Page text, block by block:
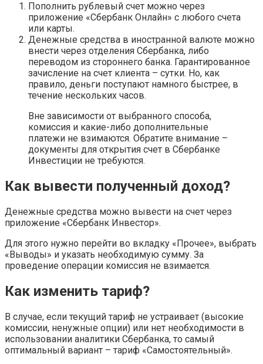
Пополнить рублевый счет можно через
приложение «Сбербанк Онлайн» с любого счета
или карты.
Денежные средства в иностранной валюте можно
внести через отделения Сбербанка, либо
переводом из стороннего банка. Гарантированное
зачисление на счет клиента – сутки. Но, как
правило, деньги поступают намного быстрее, в
течение нескольких часов.
Вне зависимости от выбранного способа,
комиссия и какие-либо дополнительные
платежи не взимаются. Обратите внимание –
документы для открытия счет в Сбербанке
Инвестиции не требуются.
Как вывести полученный доход?
Денежные средства можно вывести на счет через
приложение «Сбербанк Инвестор».
Для этого нужно перейти во вкладку «Прочее», выбрать
«Выводы» и указать необходимую сумму. За
проведение операции комиссия не взимается.
Как изменить тариф?
В случае, если текущий тариф не устраивает (высокие
комиссии, ненужные опции) или нет необходимости в
использовании аналитики Сбербанка, то самый
оптимальный вариант – тариф «Самостоятельный».